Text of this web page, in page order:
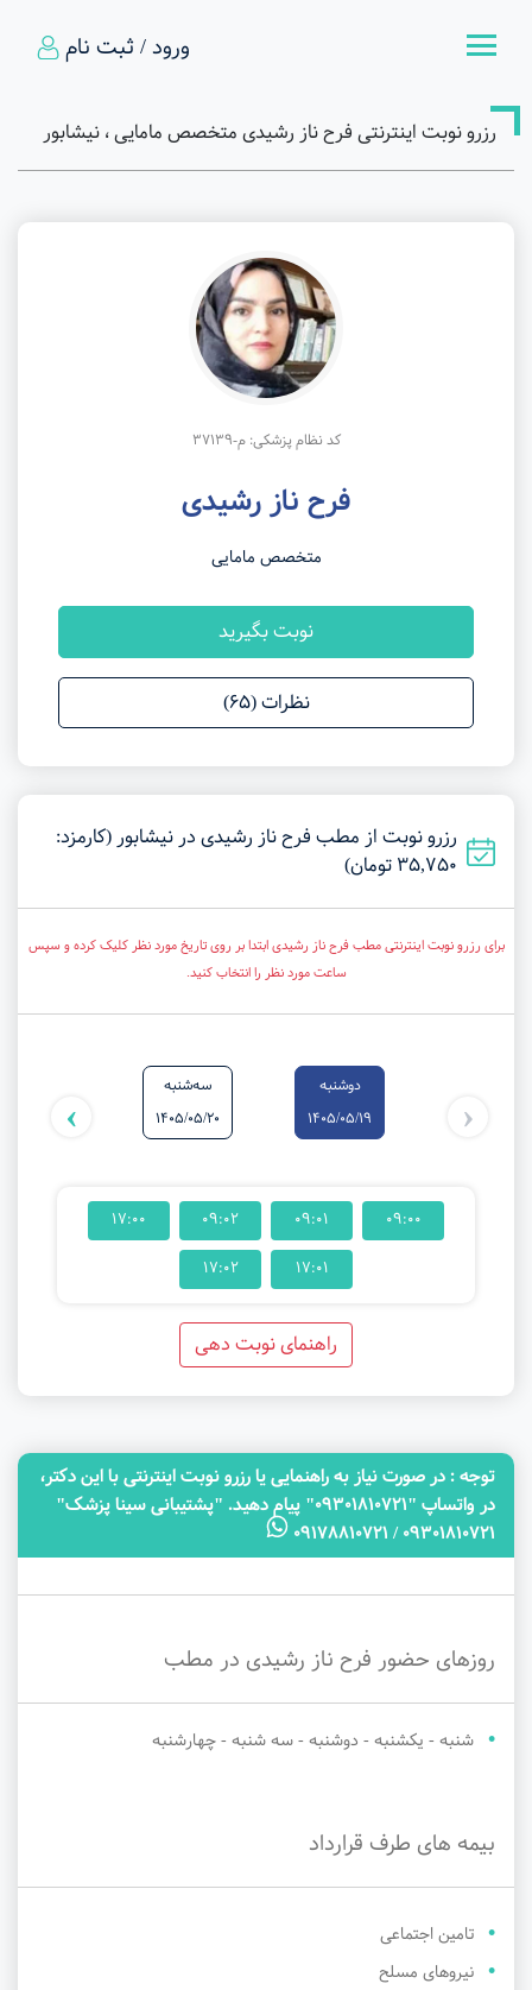
ورود / ثبت نام
رزرو نوبت اینترنتی فرح ناز رشیدی متخصص مامایی ، نیشابور
کد نظام پزشکی: م-37139
فرح ناز رشیدی
متخصص مامایی
نوبت بگیرید
نظرات (65)
رزرو نوبت از مطب فرح ناز رشیدی در نیشابور (کارمزد:
35,750 تومان)
برای رزرو نوبت اینترنتی مطب فرح ناز رشیدی ابتدا بر روی تاریخ مورد نظر کلیک کرده و سپس
ساعت مورد نظر را انتخاب کنید.
دوشنبه
1405/05/19
سه‌شنبه
1405/05/20
1405/05/24
‹
›
09:00
09:01
09:02
17:00
17:01
17:02
راهنمای نوبت دهی
توجه‌ : در صورت نیاز به راهنمایی یا رزرو نوبت اینترنتی با این دکتر،
در واتساپ "09301810721" پیام دهید. "پشتیبانی سینا پزشک"
09301810721 / 09178810721
روزهای حضور فرح ناز رشیدی در مطب
شنبه - یکشنبه - دوشنبه - سه شنبه - چهارشنبه
بیمه های طرف قرارداد
تامین اجتماعی
نیروهای مسلح